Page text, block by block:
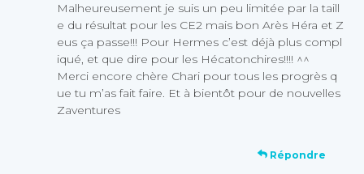
Malheureusement je suis un peu limitée par la taill
e du résultat pour les CE2 mais bon Arès Héra et Z
eus ça passe!!! Pour Hermes c’est déjà plus compl
iqué, et que dire pour les Hécatonchires!!!! ^^
Merci encore chère Chari pour tous les progrès q
ue tu m’as fait faire. Et à bientôt pour de nouvelles
Zaventures
Répondre